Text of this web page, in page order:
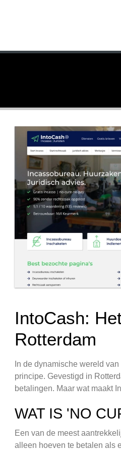
IntoCash:
Rotterdam
In de dynamische wereld
principe. Gevestigd in
betalingen. Maar wat maakt
WAT IS 'NO
Een van de meest
alleen hoeven te betalen als